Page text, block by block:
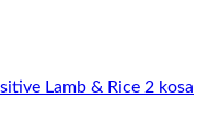
Lamb & Rice 2 kosa